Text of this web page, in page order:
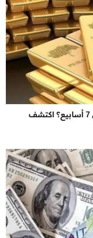
لماذا ارتفع الذهب لأعلى مستوى في 7 أسابيع؟ اكتشف